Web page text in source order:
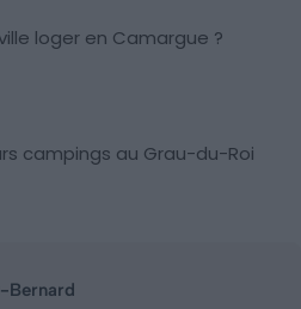
loger en Camargue ?
campings au Grau-du-Roi
Bernard